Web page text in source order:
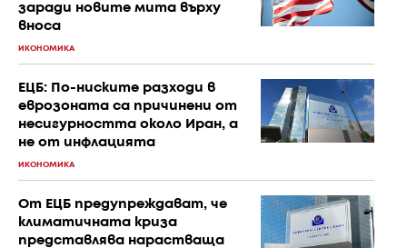
заради новите мита върху
вноса
ИКОНОМИКА
ЕЦБ: По-ниските разходи в
еврозоната са причинени от
несигурността около Иран, а
не от инфлацията
ИКОНОМИКА
От ЕЦБ предупреждават, че
климатичната криза
представлява нарастваща